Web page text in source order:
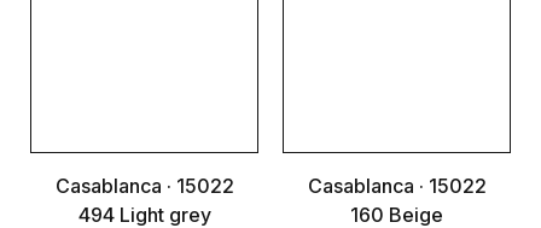
Casablanca · 15022
494 Light grey
Casablanca · 15022
160 Beige